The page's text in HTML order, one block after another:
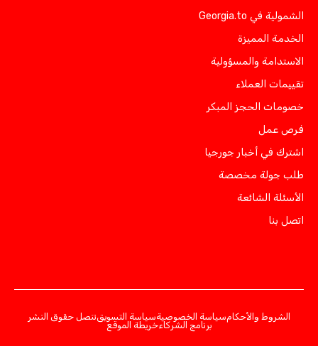
الشمولية في Georgia.to
الخدمة المميزة
الاستدامة والمسؤولية
تقييمات العملاء
خصومات الحجز المبكر
فرص عمل
اشترك في أخبار جورجيا
طلب جولة مخصصة
الأسئلة الشائعة
اتصل بنا
الشروط والأحكامسياسة الخصوصيةسياسة التسويقتنصل حقوق النشر
برنامج الشركاءخريطة الموقع